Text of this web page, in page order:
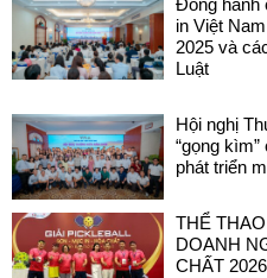
Đồng hành
in Việt
2025 và
Luật
Hội nghị
“gọng
phát triển
THỂ
DOANH
CHẤT 2026